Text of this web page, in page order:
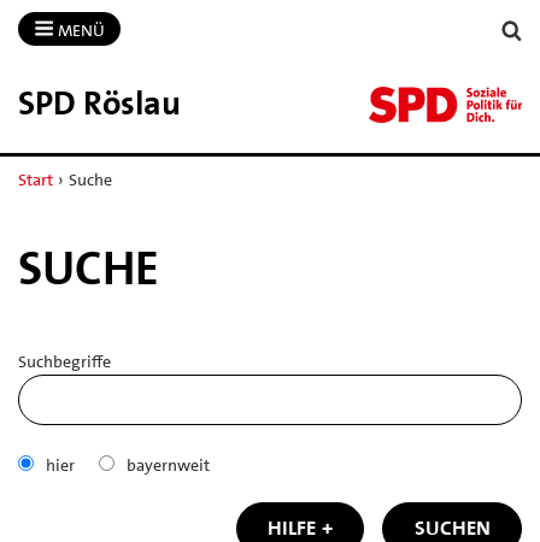
MENÜ
SPD Röslau
Start › Suche
SUCHE
Suchbegriffe
hier bayernweit
HILFE SUCHEN